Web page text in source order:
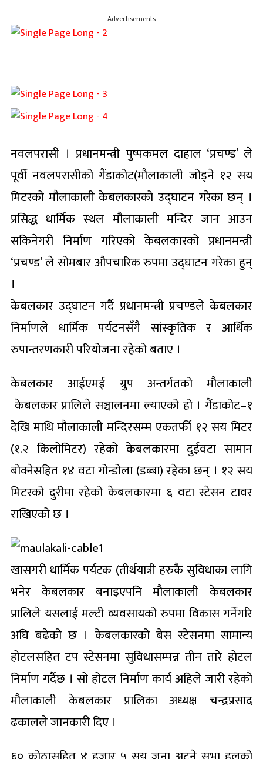
Advertisements
नवलपरासी । प्रधानमन्त्री पुष्पकमल दाहाल ‘प्रचण्ड’ ले
पूर्वी नवलपरासीको गैंडाकोट(मौलाकाली जोड्ने १२ सय
मिटरको मौलाकाली केबलकारको उद्घाटन गरेका छन् ।
प्रसिद्ध धार्मिक स्थल मौलाकाली मन्दिर जान आउन
सकिनेगरी निर्माण गरिएको केबलकारको प्रधानमन्त्री
‘प्रचण्ड’ ले सोमबार औपचारिक रुपमा उद्घाटन गरेका हुन्
।
केबलकार उद्घाटन गर्दै प्रधानमन्त्री प्रचण्डले केबलकार
निर्माणले धार्मिक पर्यटनसँगै सांस्कृतिक र आर्थिक
रुपान्तरणकारी परियोजना रहेको बताए ।
केबलकार आईएमई ग्रुप अन्तर्गतको मौलाकाली
केबलकार प्रालिले सञ्चालनमा ल्याएको हो । गैंडाकोट–१
देखि माथि मौलाकाली मन्दिरसम्म एकतर्फी १२ सय मिटर
(१.२ किलोमिटर) रहेको केबलकारमा दुईवटा सामान
बोक्नेसहित १४ वटा गोन्डोला (डब्बा) रहेका छन् । १२ सय
मिटरको दुरीमा रहेको केबलकारमा ६ वटा स्टेसन टावर
राखिएको छ ।
खासगरी धार्मिक पर्यटक (तीर्थयात्री हरुकै सुविधाका लागि
भनेर केबलकार बनाइएपनि मौलाकाली केबलकार
प्रालिले यसलाई मल्टी व्यवसायको रुपमा विकास गर्नेगरि
अघि बढेको छ । केबलकारको बेस स्टेसनमा सामान्य
होटलसहित टप स्टेसनमा सुविधासम्पन्न तीन तारे होटल
निर्माण गर्दैछ । सो होटल निर्माण कार्य अहिले जारी रहेको
मौलाकाली केबलकार प्रालिका अध्यक्ष चन्द्रप्रसाद
ढकालले जानकारी दिए ।